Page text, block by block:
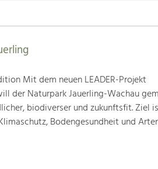
Mit dem neuen LEADER-Projekt
der Naturpark Jauerling-Wachau
biodiverser und zukunftsfit. Ziel
Bodengesundheit und